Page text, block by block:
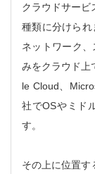
クラウドサービ
種類に分けら
ネットワーク
みをクラウド上
le Cloud、
社でOSやミド
す。
その上に位置す